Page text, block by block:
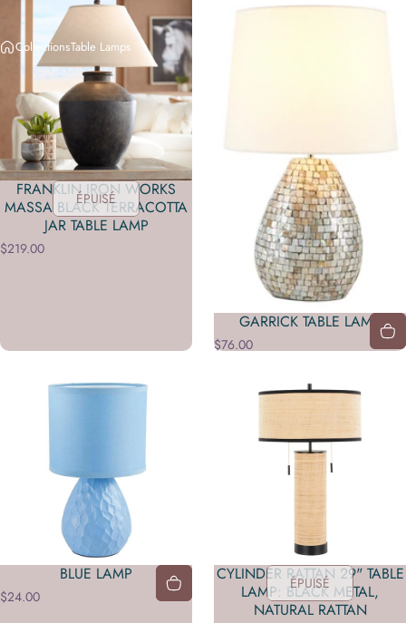
CollectionsTable Lamps
ÉPUISÉ
FRANKLIN IRON WORKS
MASSA BLACK TERRACOTTA
JAR TABLE LAMP
$219.00
GARRICK TABLE LAMP
$76.00
BLUE LAMP
$24.00
ÉPUISÉ
CYLINDER RATTAN 29" TABLE
LAMP: BLACK METAL,
NATURAL RATTAN